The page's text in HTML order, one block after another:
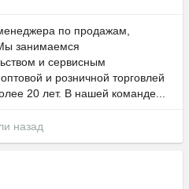
по продажам,
занимаемся
и сервисным
и розничной торговлей
20 лет. В нашей команде...
назад